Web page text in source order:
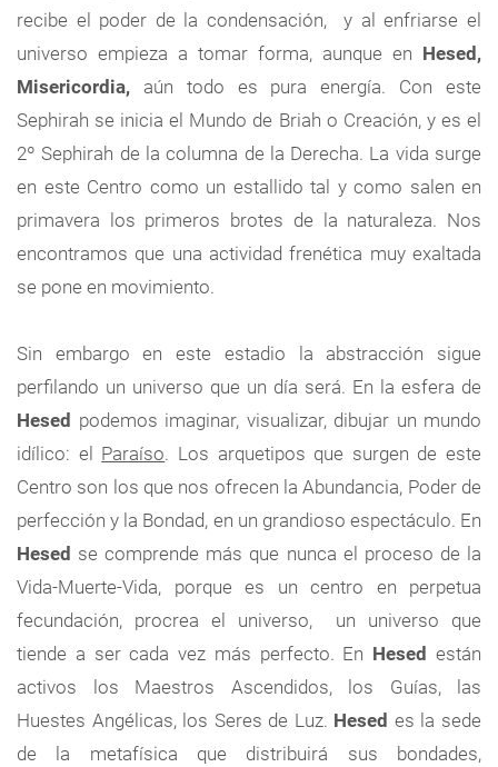
recibe el poder de la condensación, y al enfriarse el
universo empieza a tomar forma, aunque en Hesed,
Misericordia, aún todo es pura energía. Con este
Sephirah se inicia el Mundo de Briah o Creación, y es el
2º Sephirah de la columna de la Derecha. La vida surge
en este Centro como un estallido tal y como salen en
primavera los primeros brotes de la naturaleza. Nos
encontramos que una actividad frenética muy exaltada
se pone en movimiento.
Sin embargo en este estadio la abstracción sigue
perfilando un universo que un día será. En la esfera de
Hesed podemos imaginar, visualizar, dibujar un mundo
idílico: el Paraíso. Los arquetipos que surgen de este
Centro son los que nos ofrecen la Abundancia, Poder de
perfección y la Bondad, en un grandioso espectáculo. En
Hesed se comprende más que nunca el proceso de la
Vida-Muerte-Vida, porque es un centro en perpetua
fecundación, procrea el universo, un universo que
tiende a ser cada vez más perfecto. En Hesedestán
activos los Maestros Ascendidos, los Guías, las
Huestes Angélicas, los Seres de Luz. Hesed es la sede
de la metafísica que distribuirá sus bondades,